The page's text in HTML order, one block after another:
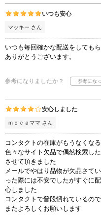
いつも安心
マッキー さん
いつも毎回確かな配送をしても
ありがとうございます。
参考になりましたか？
安心しました
ｍｏｃａママ さん
コンタクトの在庫がもうなくな
色々なサイト欠品で偶然検索し
させて頂きました
メールでやはり品物が欠品さて
った際には不安でしたがすぐに
心しました
コンタクトで普段慣れているの
またよろしくお願いします